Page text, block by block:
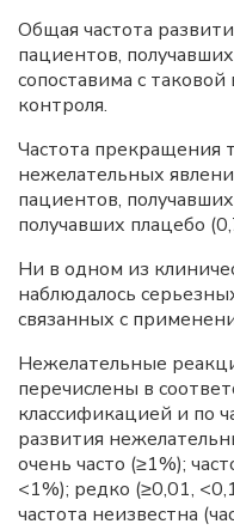
Общая частота
пациентов,
сопоставима с
контроля.
Частота прекращения
нежелательных
пациентов,
получавших плацебо
Ни в одном из
наблюдалось
связанных с
Нежелательные
перечислены в
классификацией и по
развития
очень часто (≥1%);
<1%); редко (≥0,01,
частота неизвестна